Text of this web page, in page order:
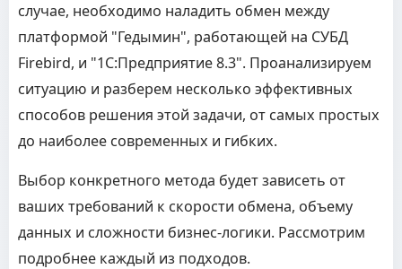
случае, необходимо наладить обмен между
платформой "Гедымин", работающей на СУБД
Firebird, и "1С:Предприятие 8.3". Проанализируем
ситуацию и разберем несколько эффективных
способов решения этой задачи, от самых простых
до наиболее современных и гибких.
Выбор конкретного метода будет зависеть от
ваших требований к скорости обмена, объему
данных и сложности бизнес-логики. Рассмотрим
подробнее каждый из подходов.